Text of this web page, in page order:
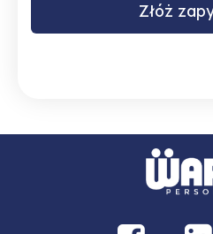
Złóż